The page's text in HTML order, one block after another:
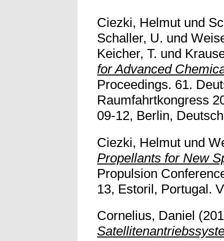
Ciezki, Helmut und
Schaller, U. und
Keicher, T. und
for Advanced
Proceedings. 61.
Raumfahrtkongress
09-12, Berlin,
Ciezki, Helmut und
Propellants for New
Propulsion
13, Estoril, Portugal.
Cornelius, Daniel